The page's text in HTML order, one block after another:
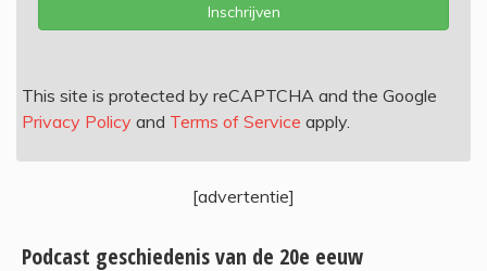
Inschrijven
This site is protected by reCAPTCHA and the Google
Privacy Policy and Terms of Service apply.
[advertentie]
Podcast geschiedenis van de 20e eeuw